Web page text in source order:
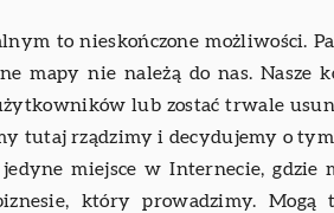
to nieskończone możliwości.
mapy nie należą do nas. Nasze
lub zostać trwale
tutaj rządzimy i decydujemy o
miejsce w Internecie, gdzie
który prowadzimy.